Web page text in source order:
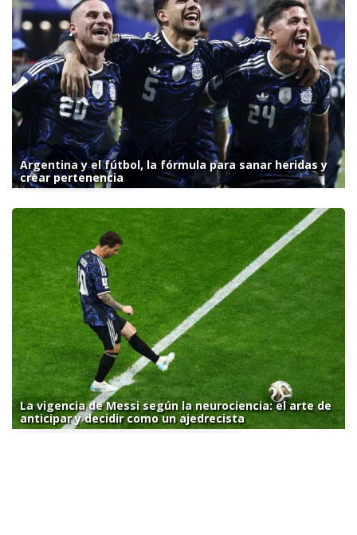
Argentina y el fútbol, la fórmula para sanar heridas y
crear pertenencia
La vigencia de Messi según la neurociencia: el arte de
anticipar y decidir como un ajedrecista